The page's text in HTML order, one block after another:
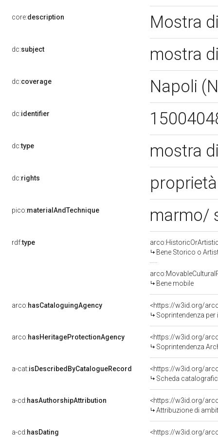
core:description Mostra
dc:subject mostra
dc:coverage Napoli
dc:identifier
dc:type mostra
dc:rights
pico:materialAndTechnique marmo/
rdf:type
Bene Storico o
Bene mobile
arco:hasCataloguingAgency
<https://w3id.org/
Soprintendenza
arco:hasHeritageProtectionAgency
<https://w3id.org/
Soprintendenza
a-cat:isDescribedByCatalogueRecord
<https://w3id.org/
Scheda
a-cd:hasAuthorshipAttribution
<https://w3id.org/
Attribuzione di
a-cd:hasDating
<https://w3id.org/